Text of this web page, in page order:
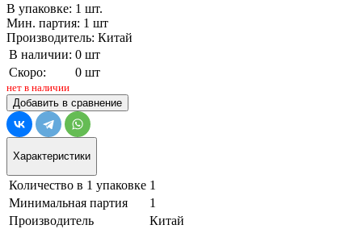
В упаковке: 1 шт.
Мин. партия: 1 шт
Производитель: Китай
В наличии: 0 шт
Скоро:
0 шт
нет в наличии
Добавить в сравнение
Характеристики
Количество в 1 упаковке 1
Минимальная партия
1
Производитель
Китай